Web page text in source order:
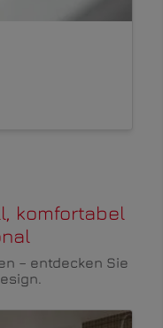
komfortabel
– entdecken Sie